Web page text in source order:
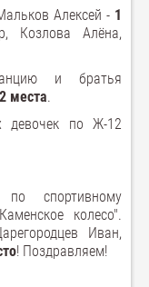
Алексей - 1
Козлова Алёна,
и братья
места.
девочек по Ж-12
спортивному
колесо".
Иван,
! Поздравляем!